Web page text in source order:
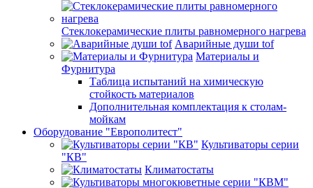
Стеклокерамические плиты равномерного нагрева
Аварийные души tof
Материалы и
Фурнитура
Таблица испытаний на химическую
стойкость материалов
Дополнительная комплектация к столам-
мойкам
Оборудование "Европолитест"
Культиваторы серии
"КВ"
Климатостаты